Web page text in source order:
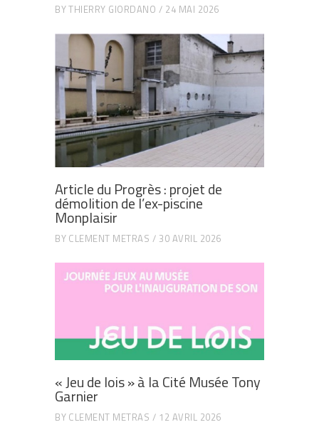
BYTHIERRY GIORDANO 24 MAI 2026
Article du Progrès : projet de
démolition de l’ex-piscine
Monplaisir
BY CLEMENT METRAS 30 AVRIL 2026
« Jeu de lois » à la Cité Musée Tony
Garnier
BY CLEMENT METRAS 12 AVRIL 2026